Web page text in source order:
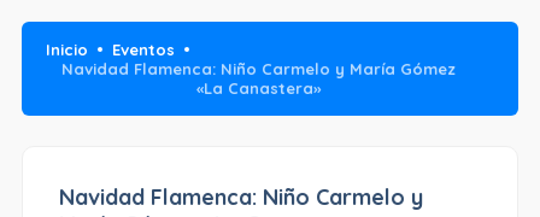
Inicio
Eventos
Navidad Flamenca: Niño Carmelo y María Gómez
«La Canastera»
Navidad Flamenca: Niño Carmelo y